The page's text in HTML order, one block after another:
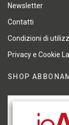
Newsletter
Contatti
Condizioni di
Privacy e Cookie
SHOP